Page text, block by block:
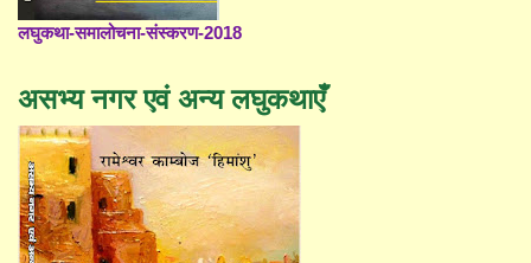
लघुकथा-समालोचना-संस्करण-2018
असभ्य नगर एवं अन्य लघुकथाएँ